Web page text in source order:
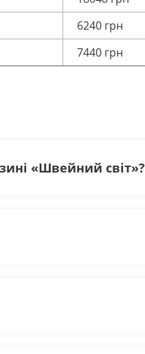
6240 грн
7440 грн
«Швейний світ»?